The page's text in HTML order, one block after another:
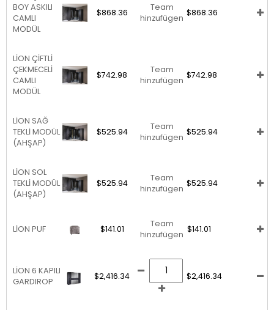
BOY ASKILI
CAMLI
MODÜL
$868.36
Team
hinzufügen
$868.36
LİON ÇİFTLİ
ÇEKMECELİ
CAMLI
MODÜL
$742.98
Team
hinzufügen
$742.98
LİON SAĞ
TEKLİ MODÜL
(AHŞAP)
$525.94
Team
hinzufügen
$525.94
LİON SOL
TEKLİ MODÜL
(AHŞAP)
$525.94
Team
hinzufügen
$525.94
LİON PUF $141.01
Team
hinzufügen
$141.01
LİON 6 KAPILI
GARDIROP
$2,416.34 $2,416.34